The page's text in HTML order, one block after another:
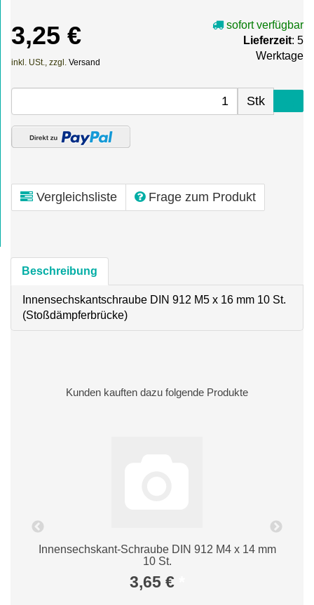
3,25 €
inkl. USt., zzgl. Versand
sofort verfügbar
Lieferzeit: 5
Werktage
Stk
Vergleichsliste Frage zum Produkt
Beschreibung
Innensechskantschraube DIN 912 M5 x 16 mm 10 St.
(Stoßdämpferbrücke)
Kunden kauften dazu folgende Produkte
Innensechskant-Schraube DIN 912 M4 x 14 mm
10 St.
3,65 €